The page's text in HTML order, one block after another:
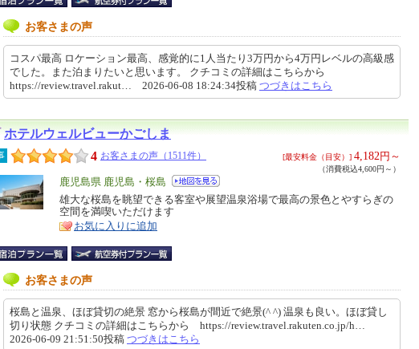
お客さまの声
コスパ最高 ロケーション最高、感覚的に1人当たり3万円から4万円レベルの高級感
でした。また泊まりたいと思います。 クチコミの詳細はこちらから
https://review.travel.rakut… 2026-06-08 18:24:34投稿 つづきはこちら
ホテルウェルビューかごしま
4 お客さまの声（1511件） [最安料金（目安）] 4,182 円～
（消費税込4,600円～）
エ
リ
ア
鹿児島県 鹿児島・桜島
特
徴
雄大な桜島を眺望できる客室や展望温泉浴場で最高の景色とやすらぎの
空間を満喫いただけます
お気に入りに追加
お客さまの声
桜島と温泉、ほぼ貸切の絶景 窓から桜島が間近で絶景(^ ^) 温泉も良い。ほぼ貸し
切り状態 クチコミの詳細はこちらから https://review.travel.rakuten.co.jp/h…
2026-06-09 21:51:50投稿 つづきはこちら